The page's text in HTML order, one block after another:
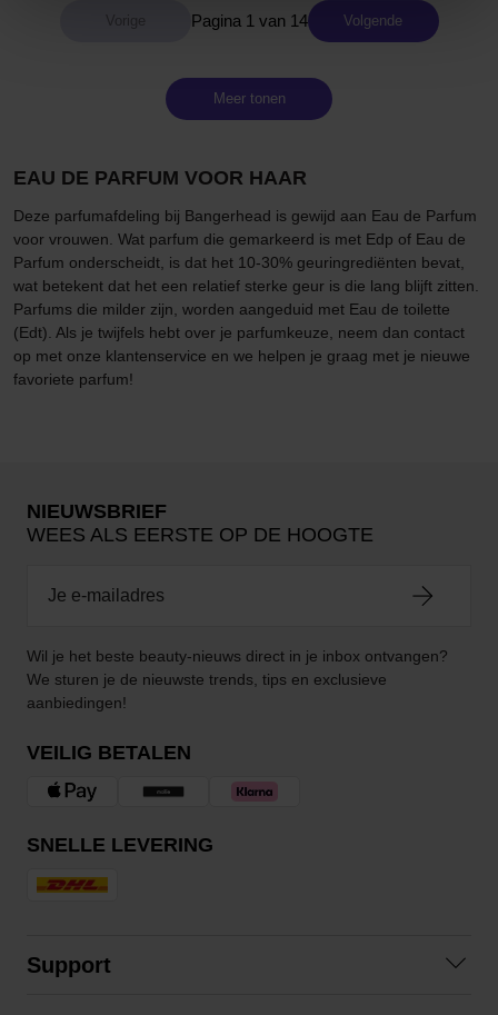
Pagina 1 van 14 Volgende
Meer tonen
EAU DE PARFUM VOOR HAAR
Deze parfumafdeling bij Bangerhead is gewijd aan Eau de Parfum
voor vrouwen. Wat parfum die gemarkeerd is met Edp of Eau de
Parfum onderscheidt, is dat het 10-30% geuringrediënten bevat,
wat betekent dat het een relatief sterke geur is die lang blijft zitten.
Parfums die milder zijn, worden aangeduid met Eau de toilette
(Edt). Als je twijfels hebt over je parfumkeuze, neem dan contact
op met onze klantenservice en we helpen je graag met je nieuwe
favoriete parfum!
NIEUWSBRIEF
WEES ALS EERSTE OP DE HOOGTE
Wil je het beste beauty-nieuws direct in je inbox ontvangen?
We sturen je de nieuwste trends, tips en exclusieve
aanbiedingen!
VEILIG BETALEN
SNELLE LEVERING
Support